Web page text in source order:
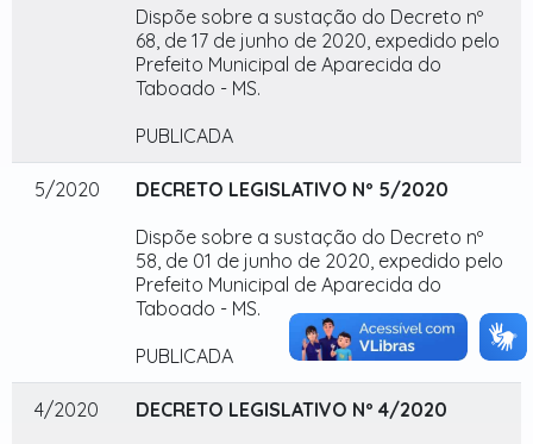
Dispõe sobre a sustação do Decreto nº
68, de 17 de junho de 2020, expedido pelo
Prefeito Municipal de Aparecida do
Taboado - MS.
PUBLICADA
5/2020
DECRETO LEGISLATIVO Nº 5/2020
Dispõe sobre a sustação do Decreto nº
58, de 01 de junho de 2020, expedido pelo
Prefeito Municipal de Aparecida do
Taboado - MS.
PUBLICADA
4/2020
DECRETO LEGISLATIVO Nº 4/2020